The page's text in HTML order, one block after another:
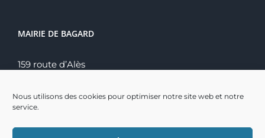
Nous utilisons des cookies pour optimiser notre site web et notre
service.
MAIRIE DE BAGARD
159 route d’Alès
Tél. : 04 66 60 70 22